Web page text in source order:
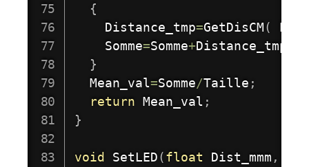
{
    Distance_tmp
=GetDisCM(
    Somme
=Somme+Distance_tmp
}
  Mean_val
=Somme/Taille ;
return Mean_val ;
}
void SetLED(float Dist_mmm ,